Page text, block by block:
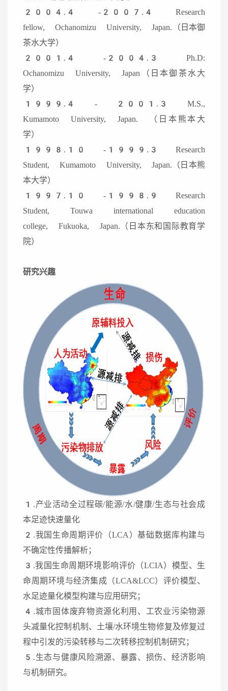
2004.4 -2007.4 Research
fellow, Ochanomizu University, Japan.（日本御
茶水大学）
2001.4 -2004.3 Ph.D:
Ochanomizu University, Japan（日本御茶水大
学）
1999.4 - 2001.3 M.S.,
Kumamoto University, Japan. （日本熊本大
学）
1998.10 -1999.3 Research
Student, Kumamoto University, Japan.（日本熊
本大学）
1997.10 -1998.9 Research
Student, Touwa international education
college, Fukuoka, Japan.（日本东和国际教育学
院）
研究兴趣
1.产业活动全过程碳/能源/水/健康/生态与社会成
本足迹快速量化
2.我国生命周期评价（LCA）基础数据库构建与
不确定性传播解析；
3.我国生命周期环境影响评价（LCIA）模型、生
命周期环境与经济集成（LCA&LCC）评价模型、
水足迹量化模型构建与应用研究；
4.城市固体废弃物资源化利用、工农业污染物源
头减量化控制机制、土壤/水环境生物修复及修复过
程中引发的污染转移与二次转移控制机制研究；
5.生态与健康风险溯源、暴露、损伤、经济影响
与机制研究。